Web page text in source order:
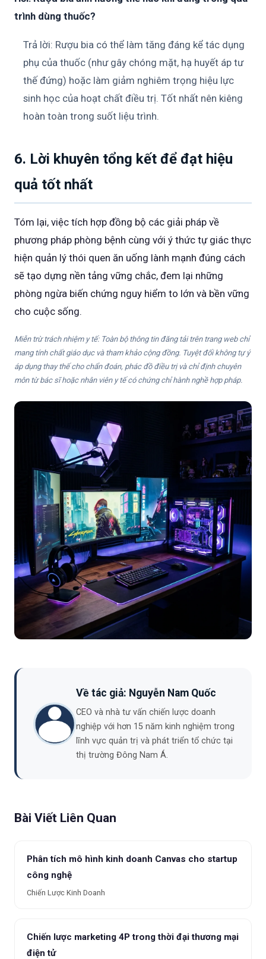
trình dùng thuốc?
Trả lời: Rượu bia có thể làm tăng đáng kể tác dụng
phụ của thuốc (như gây chóng mặt, hạ huyết áp tư
thế đứng) hoặc làm giảm nghiêm trọng hiệu lực
sinh học của hoạt chất điều trị. Tốt nhất nên kiêng
hoàn toàn trong suốt liệu trình.
6. Lời khuyên tổng kết để đạt hiệu
quả tốt nhất
Tóm lại, việc tích hợp đồng bộ các giải pháp về
phương pháp phòng bệnh cùng với ý thức tự giác thực
hiện quản lý thói quen ăn uống lành mạnh đúng cách
sẽ tạo dựng nền tảng vững chắc, đem lại những
phòng ngừa biến chứng nguy hiểm to lớn và bền vững
cho cuộc sống.
Miễn trừ trách nhiệm y tế: Toàn bộ thông tin đăng tải trên trang web chỉ
mang tính chất giáo dục và tham khảo cộng đồng. Tuyệt đối không tự ý
áp dụng thay thế cho chẩn đoán, phác đồ điều trị và chỉ định chuyên
môn từ bác sĩ hoặc nhân viên y tế có chứng chỉ hành nghề hợp pháp.
Về tác giả: Nguyễn Nam Quốc
CEO và nhà tư vấn chiến lược doanh
nghiệp với hơn 15 năm kinh nghiệm trong
lĩnh vực quản trị và phát triển tổ chức tại
thị trường Đông Nam Á.
Bài Viết Liên Quan
Phân tích mô hình kinh doanh Canvas cho startup
công nghệ
Chiến Lược Kinh Doanh
Chiến lược marketing 4P trong thời đại thương mại
điện tử